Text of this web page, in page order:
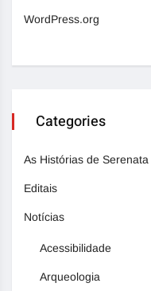
WordPress.org
Categories
As Histórias de Serenata
Editais
Notícias
Acessibilidade
Arqueologia